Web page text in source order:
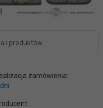
i produktów
zamówienia: